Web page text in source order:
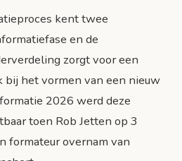
kent twee
en de
zorgt voor een
bij het vormen van een nieuw
2026 werd deze
toen Rob Jetten op 3
formateur overnam van